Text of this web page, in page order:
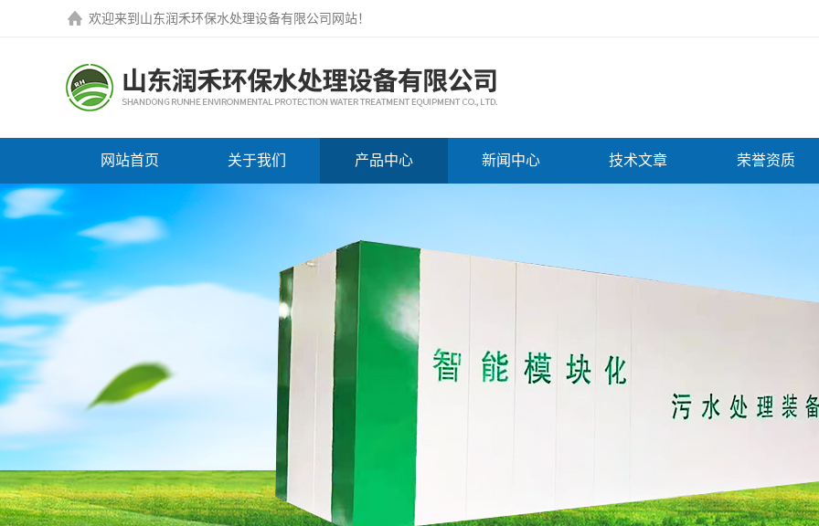
欢迎来到 山东润禾环保水处理设备有限公司网站！
网站首页 关于我们 产品中心 新闻中心 技术文章 荣誉资质